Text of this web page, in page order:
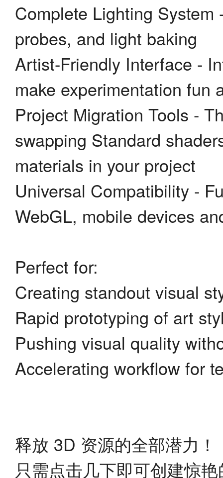
Complete Lighting
probes, and light baking
Artist-Friendly Interface -
make experimentation fun
Project Migration Tools -
swapping Standard
materials in your project
Universal Compatibility -
WebGL, mobile devices
Perfect for:
Creating standout visual
Rapid prototyping of art
Pushing visual quality
Accelerating workflow for
释放 3D 资源的全部潜力！
只需点击几下即可创建惊